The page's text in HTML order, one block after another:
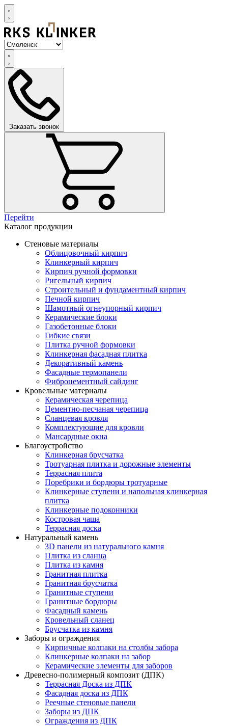
Заказать звонок
Перейти
Каталог продукции
Стеновые материалы
Облицовочный кирпич
Клинкерный кирпич
Кирпич ручной формовки
Ригельный кирпич
Строительный и фундаментный кирпич
Печной кирпич
Шамотный огнеупорный кирпич
Керамические блоки
Газобетонные блоки
Гибкие связи
Плитка ручной формовки
Клинкерная фасадная плитка
Декоративный камень
Фасадные термопанели
Фиброцементный сайдинг
Кровельные материалы
Керамическая черепица
Цементно-песчаная черепица
Сланцевая кровля
Комплектующие для кровли
Мансардные окна
Благоустройство
Клинкерная брусчатка
Тротуарная плитка и дорожные элементы
Террасная плита
Поребрики и бордюры тротуарные
Клинкерные ступени и напольная клинкерная
плитка
Клинкерные подоконники
Костровая чаша
Террасная доска
Натуральный камень
3D панели из натурального камня
Плитка из сланца
Плитка из камня
Гранитная плитка
Гранитная брусчатка
Гранитные ступени
Гранитные бордюры
Фасадный камень
Кровельный сланец
Брусчатка из камня
Заборы и ограждения
Кирпичные колпаки на столбы забора
Клинкерные колпаки на забор
Керамические элементы для заборов
Древесно-полимерный композит (ДПК)
Террасная Доска из ДПК
Фасадная доска из ДПК
Реечные стеновые панели
Заборы из ДПК
Ограждения из ДПК